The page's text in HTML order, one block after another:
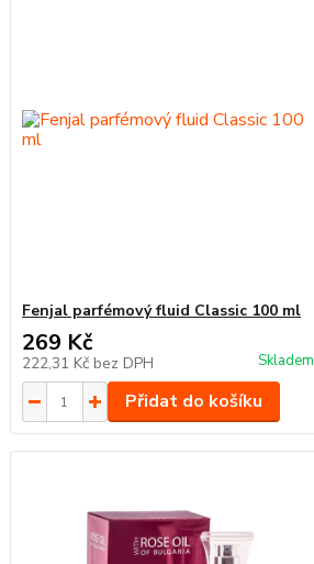
Fenjal parfémový fluid Classic 100 ml
269 Kč
222,31 Kč bez DPH Skladem
Přidat do košíku